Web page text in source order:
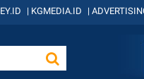
| KGMEDIA.ID |